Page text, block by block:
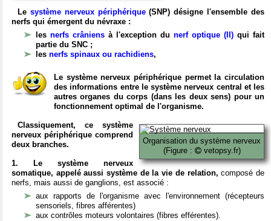
Le système nerveux périphérique(SNP) désigne l'ensemble des
nerfs qui émergent du névraxe :
les nerfs crâniens à l'exception du nerf optique (II) qui fait
partie du SNC ;
les nerfs spinaux ou rachidiens,
Le système nerveux périphérique permet la circulation
des informations entre le système nerveux central et les
autres organes du corps (dans les deux sens) pour un
fonctionnement optimal de l'organisme.
Organisation du système nerveux
(Figure :
vetopsy.fr)
Classiquement, ce système
nerveux périphérique comprend
deux branches.
1. Le système nerveux
somatique, appelé aussi système de la vie de relation, composé de
nerfs, mais aussi de ganglions, est associé :
aux rapports de l'organisme avec l'environnement (récepteurs
sensoriels, fibres afférentes)
aux contrôles moteurs volontaires (fibres efférentes).